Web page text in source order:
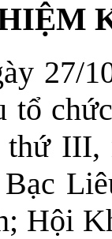
10,
tổ
III,
Hội